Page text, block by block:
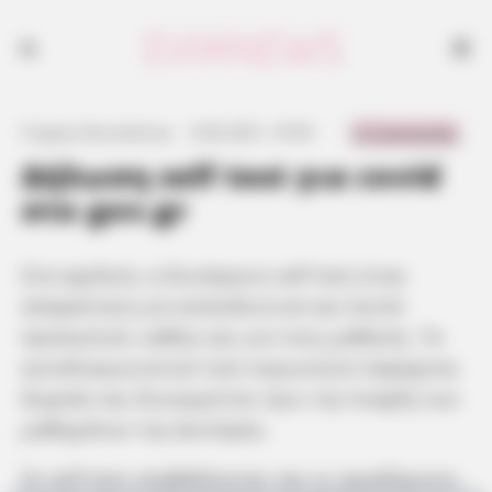
Δήλωση self test για covid
στο gov.gr
Σε self test υποβάλλονται και οι εργαζόμενοι